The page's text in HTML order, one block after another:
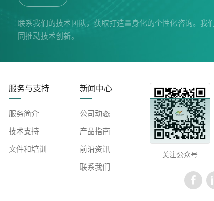
联系我们的技术团队，获取打造量身化的个性化咨询。我
同推动技术创新。
服务与支持
服务简介
技术支持
文件和培训
新闻中心
公司动态
产品指南
前沿资讯
联系我们
关注公众号